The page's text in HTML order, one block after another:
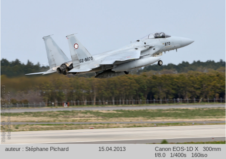
auteur : Stéphane Pichard 15.04.2013
Canon EOS-1D X 300mm
f/8.0 1/400s 160iso